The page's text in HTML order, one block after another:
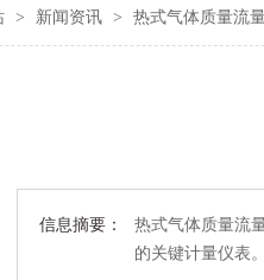
> 新闻资讯 > 热式气体质量流
信息摘要：
热式气体质量流
的关键计量仪表